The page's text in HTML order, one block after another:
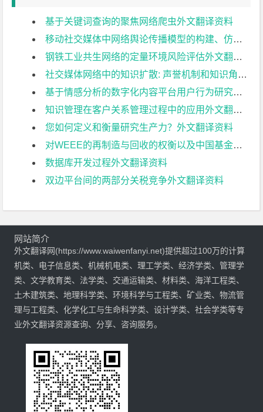
基于关键词查询的聚焦网络爬虫外文翻译资料
移动社交媒体中网络舆论传播模型的构建、仿真与 实证研究外文翻译资料
钢铁工业共生网络的定量环境风险评估外文翻译资料
社交媒体网络中的知识扩散: 声誉机制和知识角色分配的影响外文翻译资料
基于情感分析的数字化内容平台用户行为研究外文翻译资料
知识管理在客户关系管理过程中的应用外文翻译资料
您如何定义和衡量研究生产力？外文翻译资料
对WEEE的再制造与回收的权衡以及中国基金政策下的环境影响外文翻译资料
数据库开发过程外文翻译资料
双边平台间的两部分关税竞争外文翻译资料
网站简介
外文翻译网(https://www.waiwenfanyi.net)提供超过100万的计算
机类、电子信息类、机械机电类、理工学类、经济学类、管理学
类、文学教育类、法学类、交通运输类、材料类、海洋工程类、
土木建筑类、地理科学类、环境科学与工程类、矿业类、物流管
理与工程类、化学化工与生命科学类、设计学类、社会学类等专
业外文翻译资源查询、分享、咨询服务。